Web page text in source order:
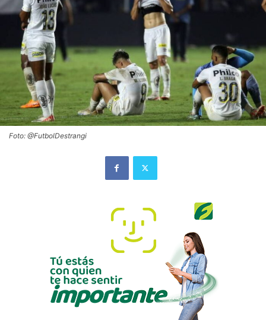
Foto: @FutbolDestrangi